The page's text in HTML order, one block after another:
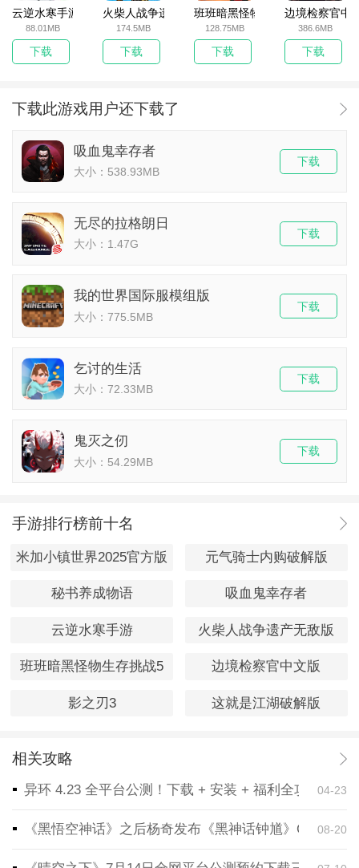
云逆水寒手游
88.01MB
下载
火柴人战争遗产无敌版
174.5MB
下载
班班暗黑怪物生存挑战5
128.75MB
下载
边境检察官中
386.6MB
下载
下载此游戏用户还下载了
吸血鬼幸存者
大小：538.93MB
下载
无尽的拉格朗日
大小：1.47G
下载
我的世界国际服模组版
大小：775.5MB
下载
乞讨的生活
大小：72.33MB
下载
鬼灭之仞
大小：54.29MB
下载
手游排行榜前十名
米加小镇世界2025官方版 元气骑士内购破解版
秘书养成物语 吸血鬼幸存者
云逆水寒手游 火柴人战争遗产无敌版
班班暗黑怪物生存挑战5 边境检察官中文版
影之刃3 这就是江湖破解版
相关攻略
异环 4.23 全平台公测！下载 + 安装 + 福利全攻略，一
04-23
《黑悟空神话》之后杨奇发布《黑神话钟馗》CG！预
08-20